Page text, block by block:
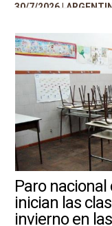
30/7/2026 |
Paro
inician las
invierno en